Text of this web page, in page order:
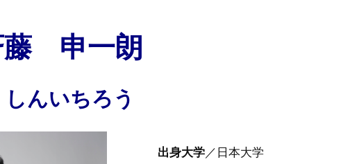
申一朗
んいちろう
出身大学 ／日本大学